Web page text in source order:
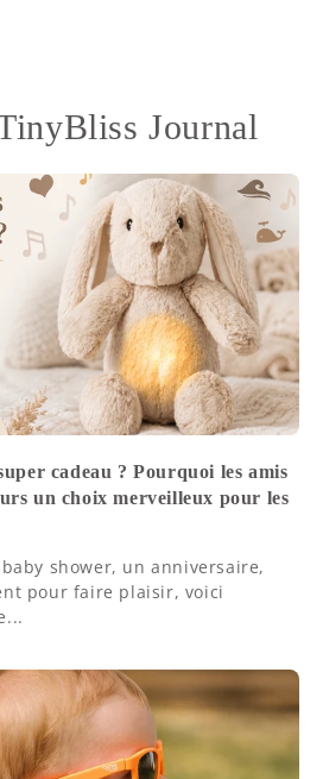
Journal
cadeau ? Pourquoi les amis
un choix merveilleux pour les
shower, un anniversaire,
pour faire plaisir, voici